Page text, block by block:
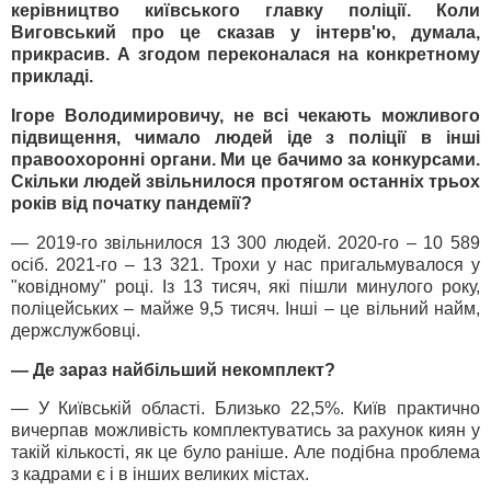
керівництво київського главку поліції. Коли
Виговський про це сказав у інтерв'ю, думала,
прикрасив. А згодом переконалася на конкретному
прикладі.
Ігоре Володимировичу, не всі чекають можливого
підвищення, чимало людей іде з поліції в інші
правоохоронні органи. Ми це бачимо за конкурсами.
Скільки людей звільнилося протягом останніх трьох
років від початку пандемії?
— 2019-го звільнилося 13 300 людей. 2020-го – 10 589
осіб. 2021-го – 13 321. Трохи у нас пригальмувалося у
"ковідному" році. Із 13 тисяч, які пішли минулого року,
поліцейських – майже 9,5 тисяч. Інші – це вільний найм,
держслужбовці.
— Де зараз найбільший некомплект?
— У Київській області. Близько 22,5%. Київ практично
вичерпав можливість комплектуватись за рахунок киян у
такій кількості, як це було раніше. Але подібна проблема
з кадрами є і в інших великих містах.